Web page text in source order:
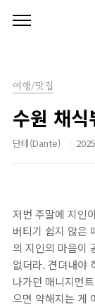
여행/맛집
수원 채
단테(Dante)
저번 주말에 지인
버티기 쉽지 않은
의 지인의 마음이
없더라. 견뎌내야
나가던 매니지먼
으면 약해지는 게